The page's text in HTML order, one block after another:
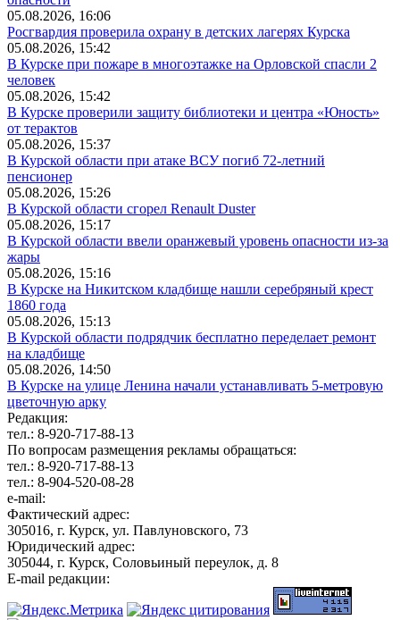
05.08.2026, 16:06
Росгвардия проверила охрану в детских лагерях Курска
05.08.2026, 15:42
В Курске при пожаре в многоэтажке на Орловской спасли 2
человек
05.08.2026, 15:42
В Курске проверили защиту библиотеки и центра «Юность»
от терактов
05.08.2026, 15:37
В Курской области при атаке ВСУ погиб 72-летний
пенсионер
05.08.2026, 15:26
В Курской области сгорел Renault Duster
05.08.2026, 15:17
В Курской области ввели оранжевый уровень опасности из-за
жары
05.08.2026, 15:16
В Курске на Никитском кладбище нашли серебряный крест
1860 года
05.08.2026, 15:13
В Курской области подрядчик бесплатно переделает ремонт
на кладбище
05.08.2026, 14:50
В Курске на улице Ленина начали устанавливать 5-метровую
цветочную арку
Редакция:
тел.: 8-920-717-88-13
По вопросам размещения рекламы обращаться:
тел.: 8-920-717-88-13
тел.: 8-904-520-08-28
e-mail:
Фактический адрес:
305016, г. Курск, ул. Павлуновского, 73
Юридический адрес:
305044, г. Курск, Соловьиный переулок, д. 8
E-mail редакции: